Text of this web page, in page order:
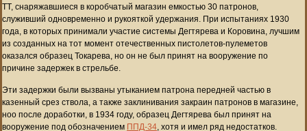
ТТ, снаряжавшиеся в коробчатый магазин емкостью 30 патронов,
служивший одновременно и рукояткой удержания. При испытаниях 1930
года, в которых принимали участие системы Дегтярева и Коровина, лучшим
из созданных на тот момент отечественных пистолетов-пулеметов
оказался образец Токарева, но он не был принят на вооружение по
причине задержек в стрельбе.
Эти задержки были вызваны утыканием патрона передней частью в
казенный срез ствола, а также заклинивания закраин патронов в магазине,
ноо после доработки, в 1934 году, образец Дегтярева был принят на
вооружение под обозначением ППД-34, хотя и имел ряд недостатков.